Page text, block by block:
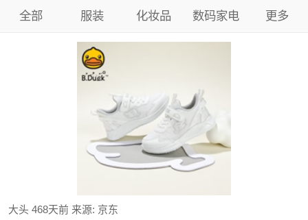
全部 服装 化妆品 数码家电 更多
大头 468天前来源: 京东